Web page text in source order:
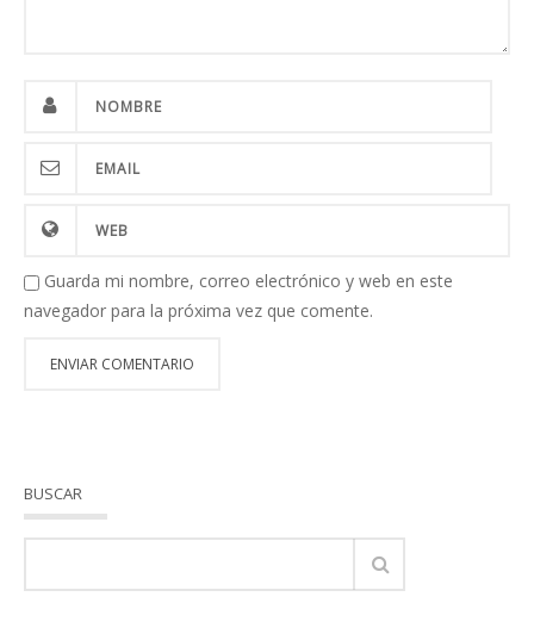
Guarda mi nombre, correo electrónico y web en este
navegador para la próxima vez que comente.
BUSCAR